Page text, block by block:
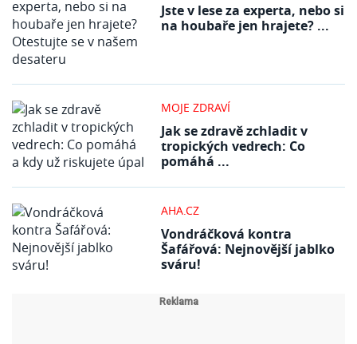
Jste v lese za experta, nebo si
na houbaře jen hrajete? ...
MOJE ZDRAVÍ
Jak se zdravě zchladit v
tropických vedrech: Co
pomáhá ...
AHA.CZ
Vondráčková kontra
Šafářová: Nejnovější jablko
sváru!